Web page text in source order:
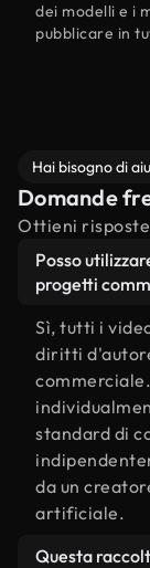
dei modelli e i
pubblicare in
Hai bisogno di
Domande
Ottieni
Posso
progetti
Sì, tutti i
diritti
standard di
da un
artificiale.
Questa